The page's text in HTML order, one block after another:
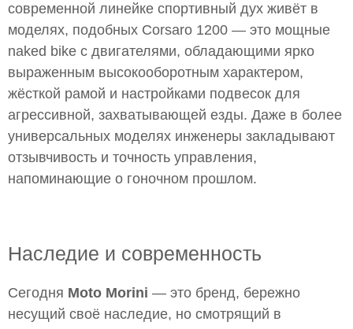
современной линейке спортивный дух живёт в
моделях, подобных Corsaro 1200 — это мощные
naked bike с двигателями, обладающими ярко
выраженным высокооборотным характером,
жёсткой рамой и настройками подвесок для
агрессивной, захватывающей езды. Даже в более
универсальных моделях инженеры закладывают
отзывчивость и точность управления,
напоминающие о гоночном прошлом.
Наследие и современность
Сегодня Moto Morini — это бренд, бережно
несущий своё наследие, но смотрящий в